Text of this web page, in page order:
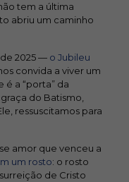
tem a última
abriu um caminho
2025 — o Jubileu
convida a viver um
a “porta” da
do Batismo,
ressuscitamos para
amor que venceu a
um rosto: o rosto
de Cristo